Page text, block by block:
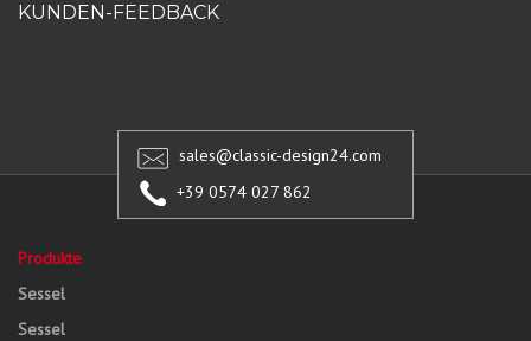
KUNDEN-FEEDBACK
sales@classic-design24.com
+39 0574 027 862
Produkte
Sessel
Sessel